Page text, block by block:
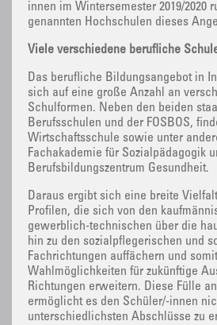
innen im Wintersemester 2019/2020
genannten Hochschulen dieses
Viele verschiedene berufliche
Das berufliche Bildungsangebot in
sich auf eine große Anzahl an
Schulformen. Neben den beiden
Berufsschulen und der FOSBOS,
Wirtschaftsschule sowie unter
Fachakademie für Sozialpädagogik
Berufsbildungszentrum Gesundheit.
Daraus ergibt sich eine breite
Profilen, die sich von den
gewerblich-technischen über die
hin zu den sozialpflegerischen und
Fachrichtungen auffächern und
Wahlmöglichkeiten für zukünftige
Richtungen erweitern. Diese Fülle
ermöglicht es den Schüler/-innen
unterschiedlichsten Abschlüsse zu